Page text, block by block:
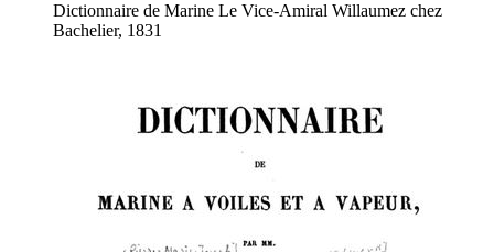
Dictionnaire de Marine Le Vice-Amiral Willaumez chez
Bachelier, 1831